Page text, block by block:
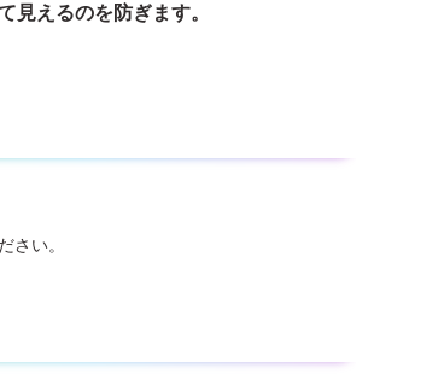
見えるのを防ぎます。
さい。